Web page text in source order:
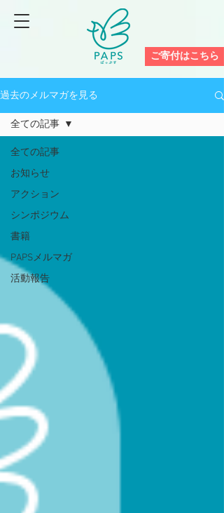
ご寄付はこちら
過去のメルマガを見る
全ての記事
お知らせ
アクション
シンポジウム
書籍
PAPSメルマガ
活動報告
全ての記事